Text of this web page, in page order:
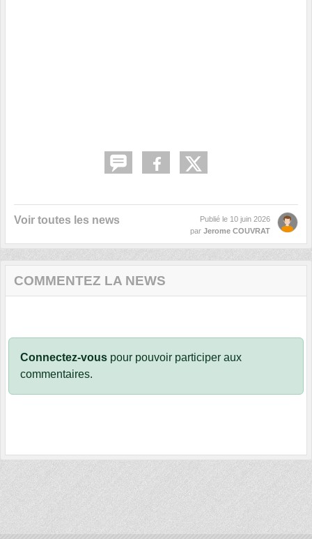
Voir toutes les news Publié le 10 juin 2026
par Jerome COUVRAT
COMMENTEZ LA NEWS
Connectez-vous pour pouvoir participer aux
commentaires.